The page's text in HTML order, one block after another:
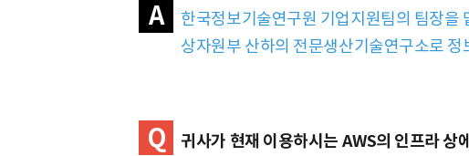
A
한국정보기술연구원 기업지원팀의 팀장을
상자원부 산하의 전문생산기술연구소로
Q 귀사가 현재 이용하시는 AWS의 인프라 상